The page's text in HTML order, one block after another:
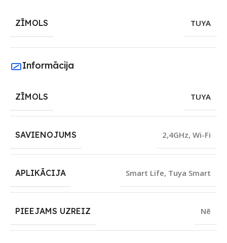
ZĪMOLS TUYA
Informācija
ZĪMOLS TUYA
SAVIENOJUMS 2,4GHz, Wi-Fi
APLIKĀCIJA Smart Life, Tuya Smart
PIEEJAMS UZREIZ Nē